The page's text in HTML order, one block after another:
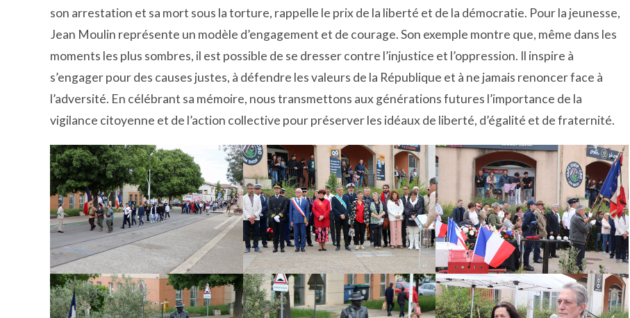
son arrestation et sa mort sous la torture, rappelle le prix de la liberté et de la démocratie. Pour la jeunesse,
Jean Moulin représente un modèle d’engagement et de courage. Son exemple montre que, même dans les
moments les plus sombres, il est possible de se dresser contre l’injustice et l’oppression. Il inspire à
s’engager pour des causes justes, à défendre les valeurs de la République et à ne jamais renoncer face à
l’adversité. En célébrant sa mémoire, nous transmettons aux générations futures l’importance de la
vigilance citoyenne et de l’action collective pour préserver les idéaux de liberté, d’égalité et de fraternité.